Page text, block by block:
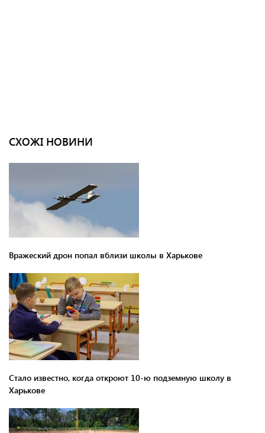
СХОЖІ НОВИНИ
Вражеский дрон попал вблизи школы в Харькове
Стало известно, когда откроют 10-ю подземную школу в
Харькове